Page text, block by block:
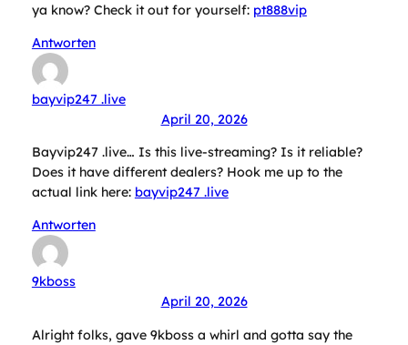
ya know? Check it out for yourself: pt888vip
Antworten
bayvip247 .live
April 20, 2026
Bayvip247 .live… Is this live-streaming? Is it reliable?
Does it have different dealers? Hook me up to the
actual link here: bayvip247 .live
Antworten
9kboss
April 20, 2026
Alright folks, gave 9kboss a whirl and gotta say the